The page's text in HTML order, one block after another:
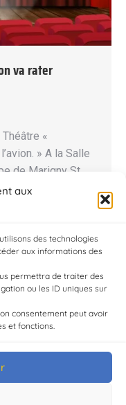
aux
des technologies
aux informations des
permettra de traiter des
ou les ID uniques sur
consentement peut avoir
et fonctions.
va rater
«
» A la Salle
de Marigny St
Jérôme Dubois.
par la MJC-
droits réservés.